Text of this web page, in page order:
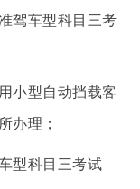
驾车型科目三考
小型自动挡载客
办理；
型科目三考试